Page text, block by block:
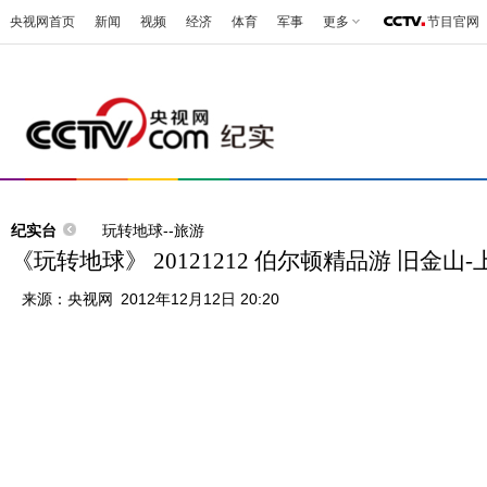
央视网首页 新闻 视频 经济 体育 军事 更多 节目官网
纪实台 玩转地球--旅游
《玩转地球》 20121212 伯尔顿精品游 旧金山-
来源： 央视网 2012年12月12日 20:20